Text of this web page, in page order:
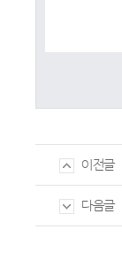
이전글
다음글